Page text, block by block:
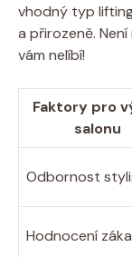
vhodný typ
a přirozeně.
vám nelíbí!
Faktory pro
salonu
Odbornost
Hodnocení